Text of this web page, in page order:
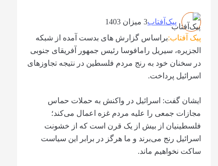
پیک‌آفتاب3 میزان 1403
پیک آفتاب:براساس گزارش های بدست آمده از شبکه
الجزیره، سیریل رامافوسا رئیس جمهور آفریقای جنوبی
در سخنان خود به رنج مردم فلسطین در نتیجه تجاوزهای
اسرائیل پرداخت.
ایشان گفت: اسرائیل در واکنش به حملات حماس
مجازات جمعی را علیه مردم غزه اعمال می‌کند؛
فلسطینیان از بیش از یک قرن است که از خشونت
اسرائیل رنج می‌برند و ما هرگز در برابر این سیاست
ساکت نخواهیم ماند.